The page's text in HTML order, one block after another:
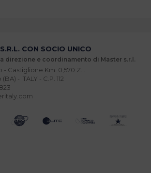
CON SOCIO UNICO
direzione e coordinamento di Master s.r.l.
- Castiglione Km. 0,570 Z.I.
- ITALY - C.P. 112